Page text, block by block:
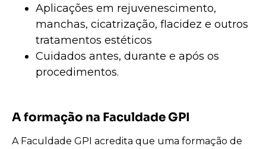
Aplicações em rejuvenescimento,
manchas, cicatrização, flacidez e outros
tratamentos estéticos
Cuidados antes, durante e após os
procedimentos.
A formação na Faculdade GPI
A Faculdade GPI acredita que uma formação de